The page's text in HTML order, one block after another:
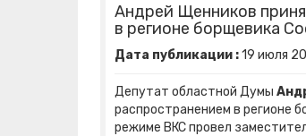
Андрей Щенников
в регионе борщевика
Дата публикации :19 июля
Депутат областной Думы
распространением в регионе
режиме ВКС провел